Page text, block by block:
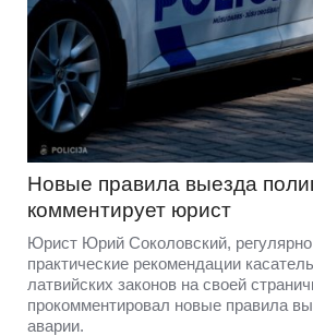
Новые правила выезда
комментирует юрист
Юрист Юрий Соколовский,
практические рекомендации
латвийских законов на своей
прокомментировал новые правила
аварии.